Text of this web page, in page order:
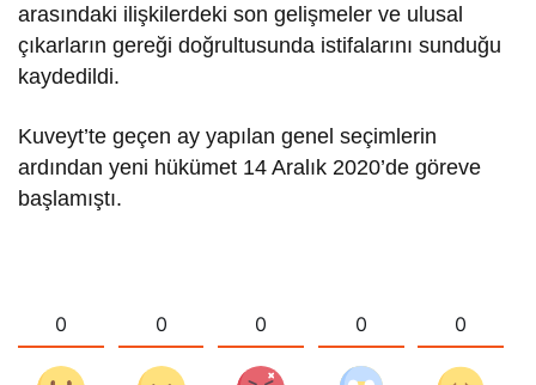
arasındaki ilişkilerdeki son gelişmeler ve ulusal
çıkarların gereği doğrultusunda istifalarını sunduğu
kaydedildi.
Kuveyt’te geçen ay yapılan genel seçimlerin
ardından yeni hükümet 14 Aralık 2020’de göreve
başlamıştı.
0 0 0 0 0